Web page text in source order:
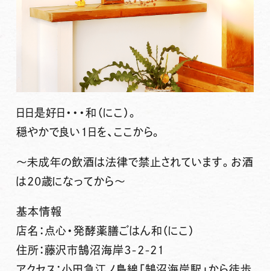
日日是好日・・・和（にこ） 。
穏やかで良い1日を、ここから。
～未成年の飲酒は法律で禁止されています。お酒
は20歳になってから～
基本情報
店名：点心・発酵薬膳ごはん和（にこ）
住所：藤沢市鵠沼海岸3-2-21